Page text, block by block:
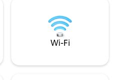
ルロック、
徴的なアト
適な立地で
ンです。 夕方に
ラックスし、無料
をお楽しみくださ
Wi-Fi